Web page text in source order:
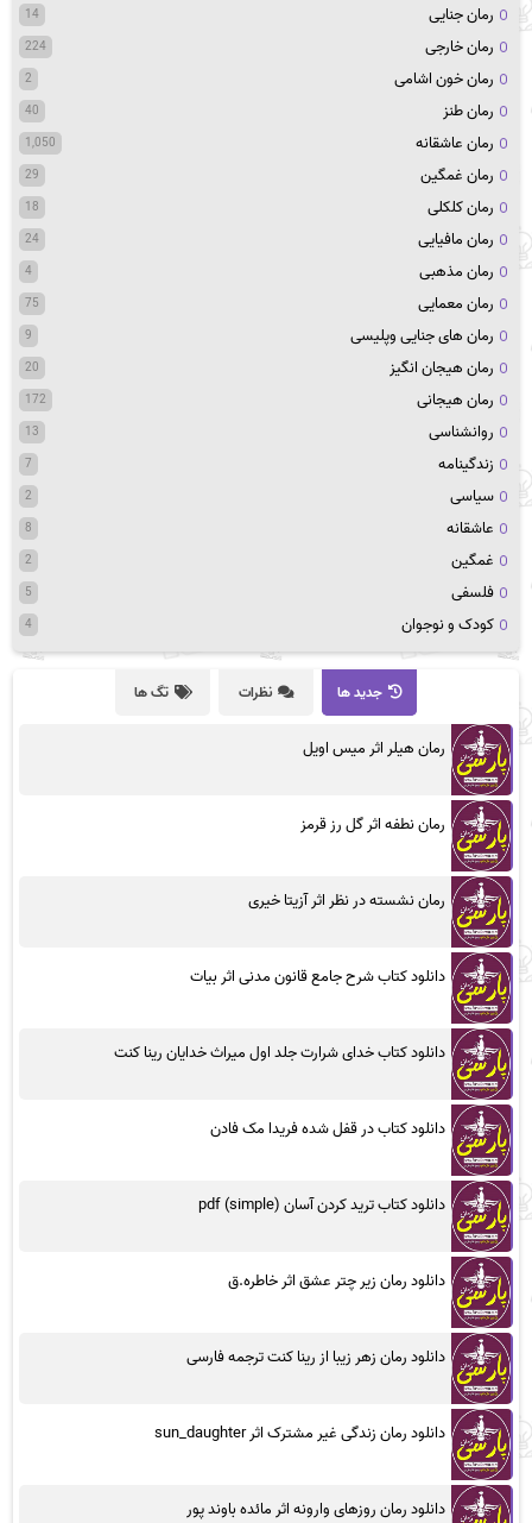
رمان جنایی 14
رمان خارجی 224
رمان خون اشامی 2
رمان طنز 40
رمان عاشقانه 1,050
رمان غمگین 29
رمان کلکلی 18
رمان مافیایی 24
رمان مذهبی 4
رمان معمایی 75
رمان های جنایی وپلیسی 9
رمان هیجان انگیز 20
رمان هیجانی 172
روانشناسی 13
زندگینامه 7
سیاسی 2
عاشقانه 8
غمگین 2
فلسفی 5
کودک و نوجوان 4
جدید ها نظرات تگ ها
رمان هیلر اثر میس اویل
رمان نطفه اثر گل رز قرمز
رمان نشسته در نظر اثر آزیتا خیری
دانلود کتاب شرح جامع قانون مدنی اثر بیات
دانلود کتاب خدای شرارت جلد اول میراث خدایان رینا کنت
دانلود کتاب در قفل شده فریدا مک فادن
دانلود کتاب ترید کردن آسان (simple) pdf
دانلود رمان زیر چتر عشق اثر خاطره.ق
دانلود رمان زهر زیبا از رینا کنت ترجمه فارسی
دانلود رمان زندگی غیر مشترک اثر sun_daughter
دانلود رمان روزهای وارونه اثر مائده باوند پور